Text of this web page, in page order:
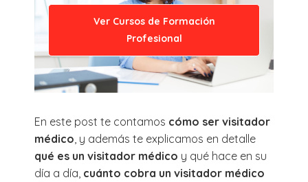
Ver Cursos de Formación
Profesional
En este post te contamos cómo ser visitador
médico , y además te explicamos en detalle
qué es un visitador médico y qué hace en su
día a día, cuánto cobra un visitador médico